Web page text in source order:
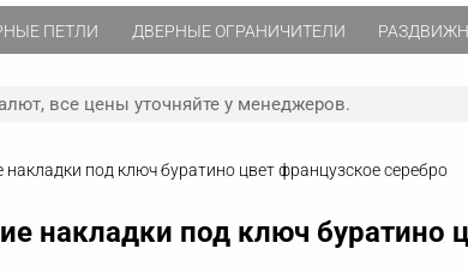
ПЕТЛИ ДВЕРНЫЕ ОГРАНИЧИТЕЛИ
все цены уточняйте у менеджеров.
под ключ буратино цвет французское серебро
накладки под ключ буратино